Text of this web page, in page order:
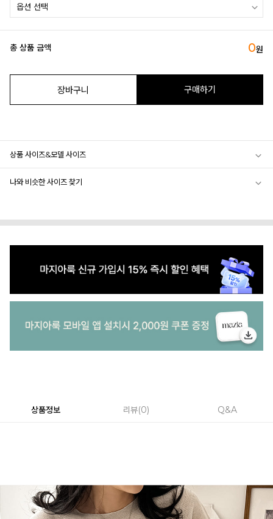
총 상품 금액 0원
장바구니 구매하기
상품 사이즈&모델 사이즈
나와 비슷한 사이즈 찾기
상품정보 리뷰 0 Q&A